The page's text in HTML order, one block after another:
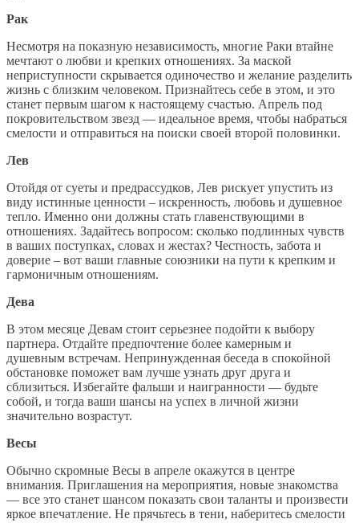
Рак
Несмотря на показную независимость, многие Раки втайне
мечтают о любви и крепких отношениях. За маской
неприступности скрывается одиночество и желание разделить
жизнь с близким человеком. Признайтесь себе в этом, и это
станет первым шагом к настоящему счастью. Апрель под
покровительством звезд — идеальное время, чтобы набраться
смелости и отправиться на поиски своей второй половинки.
Лев
Отойдя от суеты и предрассудков, Лев рискует упустить из
виду истинные ценности – искренность, любовь и душевное
тепло. Именно они должны стать главенствующими в
отношениях. Задайтесь вопросом: сколько подлинных чувств
в ваших поступках, словах и жестах? Честность, забота и
доверие – вот ваши главные союзники на пути к крепким и
гармоничным отношениям.
Дева
В этом месяце Девам стоит серьезнее подойти к выбору
партнера. Отдайте предпочтение более камерным и
душевным встречам. Непринужденная беседа в спокойной
обстановке поможет вам лучше узнать друг друга и
сблизиться. Избегайте фальши и наигранности — будьте
собой, и тогда ваши шансы на успех в личной жизни
значительно возрастут.
Весы
Обычно скромные Весы в апреле окажутся в центре
внимания. Приглашения на мероприятия, новые знакомства
— все это станет шансом показать свои таланты и произвести
яркое впечатление. Не прячьтесь в тени, наберитесь смелости